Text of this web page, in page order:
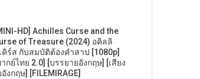
HD] Achilles Curse and the
of Treasure (2024) อคิลลิ
คิร์ส กับสมบัติต้องคำสาป [1080p]
ากย์ไทย 2.0] [บรรยายอังกฤษ] [เสียง
กฤษ] [FILEMIRAGE]